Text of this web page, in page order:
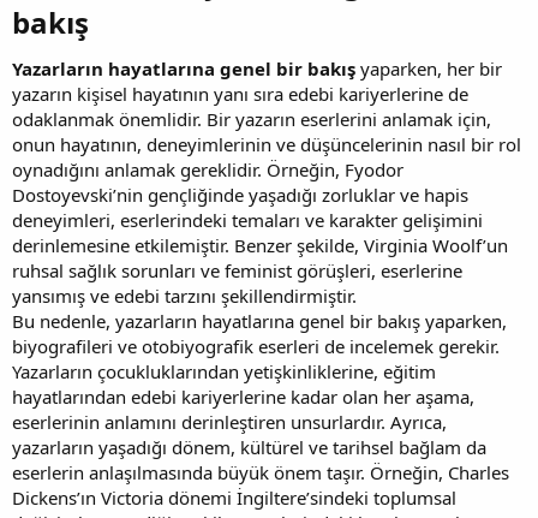
bakış​
Yazarların hayatlarına genel bir bakış yaparken, her bir
yazarın kişisel hayatının yanı sıra edebi kariyerlerine de
odaklanmak önemlidir. Bir yazarın eserlerini anlamak için,
onun hayatının, deneyimlerinin ve düşüncelerinin nasıl bir rol
oynadığını anlamak gereklidir. Örneğin, Fyodor
Dostoyevski’nin gençliğinde yaşadığı zorluklar ve hapis
deneyimleri, eserlerindeki temaları ve karakter gelişimini
derinlemesine etkilemiştir. Benzer şekilde, Virginia Woolf’un
ruhsal sağlık sorunları ve feminist görüşleri, eserlerine
yansımış ve edebi tarzını şekillendirmiştir.
Bu nedenle, yazarların hayatlarına genel bir bakış yaparken,
biyografileri ve otobiyografik eserleri de incelemek gerekir.
Yazarların çocukluklarından yetişkinliklerine, eğitim
hayatlarından edebi kariyerlerine kadar olan her aşama,
eserlerinin anlamını derinleştiren unsurlardır. Ayrıca,
yazarların yaşadığı dönem, kültürel ve tarihsel bağlam da
eserlerin anlaşılmasında büyük önem taşır. Örneğin, Charles
Dickens’ın Victoria dönemi İngiltere’sindeki toplumsal